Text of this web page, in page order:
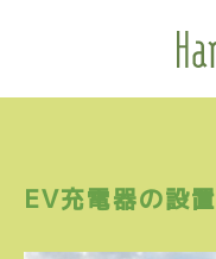
EV充電器の設置